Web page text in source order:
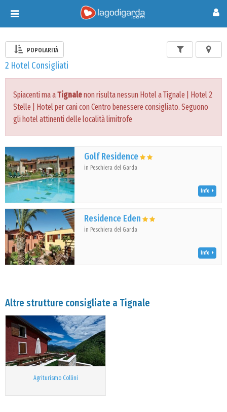
Toggle
navigation
POPOLARITÀ
2 Hotel Consigliati
Spiacenti ma aTignalenon risulta nessun Hotel a Tignale | Hotel 2
Stelle | Hotel per cani con Centro benessere consigliato. Seguono
gli hotel attinenti delle località limitrofe
Golf Residence
in Peschiera del Garda
Info
Residence Eden
in Peschiera del Garda
Info
Altre strutture consigliate a Tignale
Agriturismo Collini